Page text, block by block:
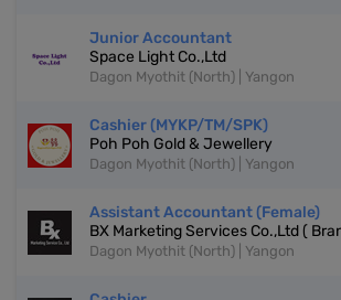
Junior Accountant
Space Light Co.,Ltd
Dagon Myothit (North) | Yangon
Cashier (MYKP/TM/SPK)
Poh Poh Gold & Jewellery
Dagon Myothit (North) | Yangon
Assistant Accountant (Female)
BX Marketing Services Co.,Ltd (
Dagon Myothit (North) | Yangon